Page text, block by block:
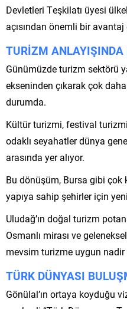
Devletleri Teşkilatı üyesi
açısından önemli bir
TURİZM
Günümüzde turizm sektörü
ekseninden çıkarak çok
durumda.
Kültür turizmi, festival
odaklı seyahatler dünya
arasında yer alıyor.
Bu dönüşüm, Bursa gibi çok
yapıya sahip şehirler için
Uludağ’ın doğal turizm
Osmanlı mirası ve
mevsim turizme uygun
TÜRK DÜNYASI
Gönülal’ın ortaya koyduğu